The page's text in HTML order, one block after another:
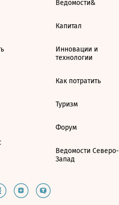
Ведомости&
Капитал
Инновации и
технологии
Как потратить
Туризм
Форум
Ведомости Северо-
Запад